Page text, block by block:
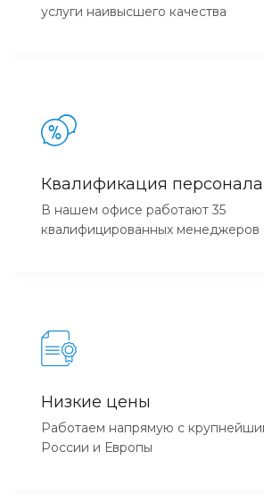
услуги наивысшего качества
Квалификация персонала
В нашем офисе работают 35
квалифицированных менеджеров
Низкие цены
Работаем напрямую с
России и Европы